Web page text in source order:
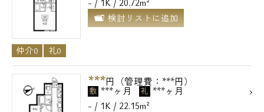
- / 1K / 20.72m²
検討リストに追加
仲介0 礼0
***円（管理費：***円）
敷 ***ヶ月 礼 ***ヶ月
- / 1K / 22.15m²